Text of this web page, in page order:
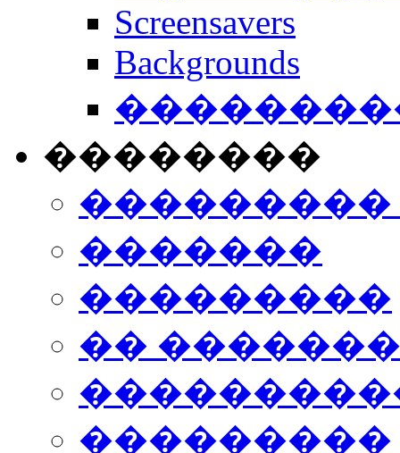
Screensavers
Backgrounds
��������
���������
�������
���������
��
���������